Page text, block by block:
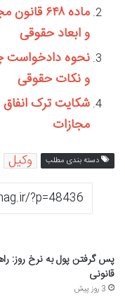
ماده ۶۴۸
و ابعاد حقوقی
نحوه دادخواست
و نکات حقوقی
شکایت ترک انفاق
مجازات
دسته بندی مطلب وکیل
پس گرفتن پول به نرخ روز:
قانونی
3 روز پیش